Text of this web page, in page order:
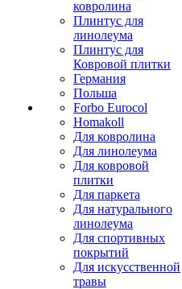
ковролина
Плинтус для
линолеума
Плинтус для
Ковровой плитки
Германия
Польша
Forbo Eurocol
Homakoll
Для ковролина
Для линолеума
Для ковровой
плитки
Для паркета
Для натурального
линолеума
Для спортивных
покрытий
Для искусственной
травы